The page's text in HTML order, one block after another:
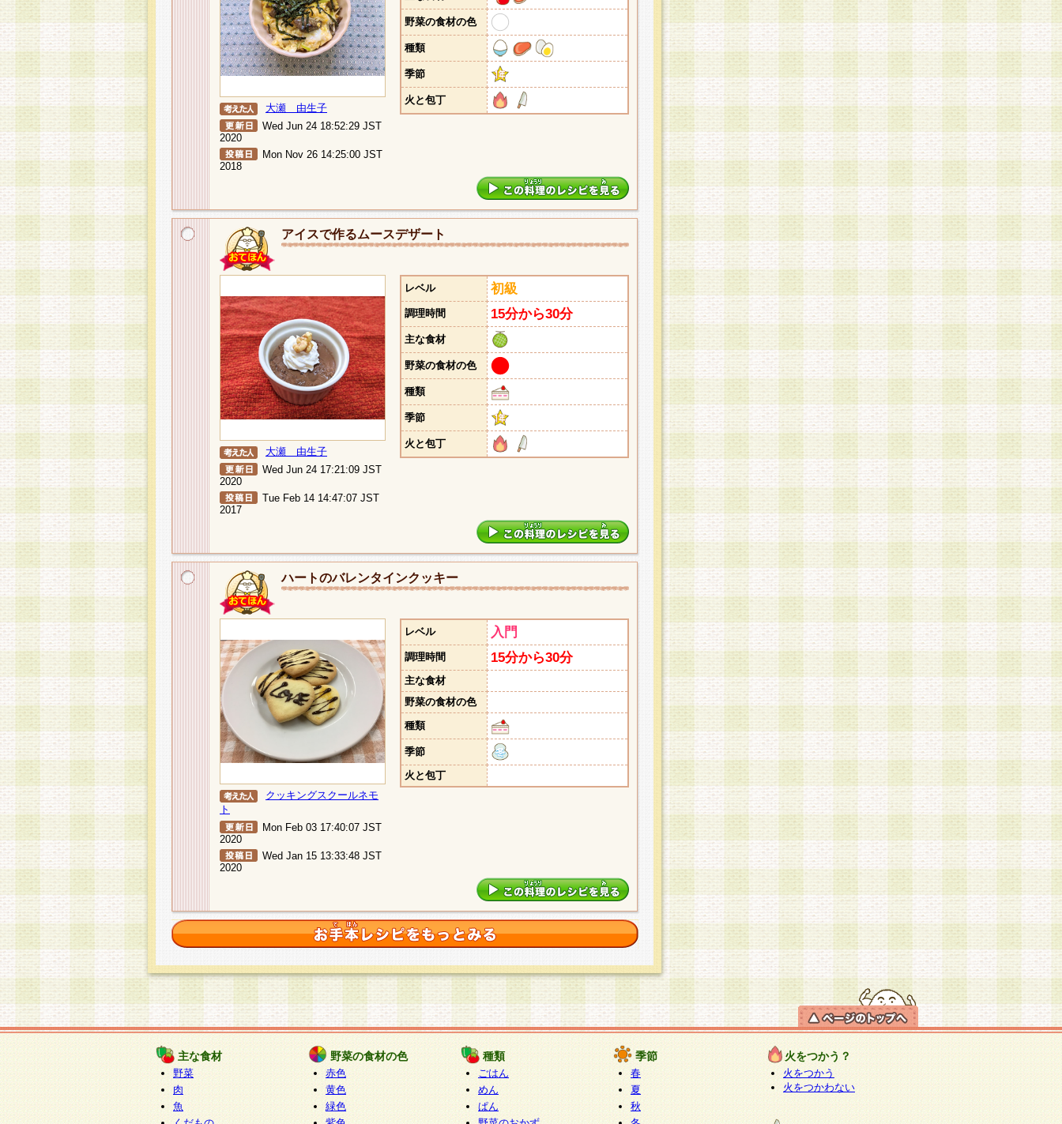
大瀬 由生子
Wed Jun 24 18:52:29 JST
2020
Mon Nov 26 14:25:00 JST
2018
野菜の食材の色
種類
季節
火と包丁
アイスで作るムースデザート
大瀬 由生子
Wed Jun 24 17:21:09 JST
2020
Tue Feb 14 14:47:07 JST
2017
レベル 初級
調理時間 15分から30分
主な食材
野菜の食材の色
種類
季節
火と包丁
ハートのバレンタインクッキー
クッキングスクールネモ
ト
Mon Feb 03 17:40:07 JST
2020
Wed Jan 15 13:33:48 JST
2020
レベル 入門
調理時間 15分から30分
主な食材
野菜の食材の色
種類
季節
火と包丁
主な食材
野菜
肉
魚
野菜の食材の色
赤色
黄色
緑色
種類
ごはん
めん
ぱん
季節
春
夏
秋
火をつかう？
火をつかう
火をつかわない